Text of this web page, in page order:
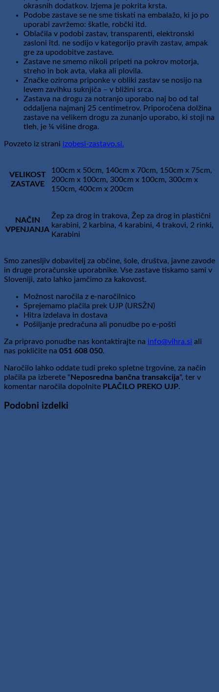
okrasnih dodatkov. Izjema je pokrita krsta.
Podobe zastave se ne sme tiskati na embalažo, ki jo po
uporabi zavržemo: škatle, robčki itd.
Oblačila v podobi zastav, transparenti, elektronski
zasloni itd. ne sodijo v kategorijo pravih zastav, ampak
gre za upodobitve zastave.
Zastave ne smemo nikoli pripeti na pokrov motorja,
streho in bok avta, vlaka ali plovila.
Značke oziroma priponke v obliki zastav se nosijo na
levem zavihku suknjiča – v bližini srca.
Zastava na drogu za notranjo uporabo naj bo od tal
oddaljena najmanj 25 centimetrov. Priporočena dolžina
zastave na velikem drogu za zunanjo uporabo, ki stoji na
tleh, je ¼ višine droga.
Povzeto iz strani izobesi-zastavo.si.
VELIKOST
ZASTAVE
100cm x 50cm, 140cm x 70cm, 150cm x 75cm,
200cm x 100cm, 300cm x 100cm, 300cm x
150cm, 400cm x 200cm
NAČIN
VPENJANJA
Žep za drog in trakova, Žep za drog in plastični
karabini, 2 karbina, 4 karabini, 4 trakovi, 2 rinki,
Karabini
Smo zanesljiv dobavitelj za občine, šole, društva, javne zavode
in druge proračunske uporabnike. Vse zastave tiskamo sami v
Sloveniji, zato lahko jamčimo za kakovost.
Možnost naročila z e-naročilnico
Sprejemamo plačila prek UJP (URSŽN)
Hitra izdelava in dostava
Pošiljanje predračuna ali ponudbe po e-pošti
Za pripravo ponudbe nas kontaktirajte na info@vihra.si ali
nas pokličite na 051 608 050.
Naročilo lahko oddate tudi preko spletne trgovine, za način
plačila pa izberete "Neposredna bančna transakcija", ter v
komentar naročila dopolnite PLAČILO PREKO UJP.
Podobni izdelki